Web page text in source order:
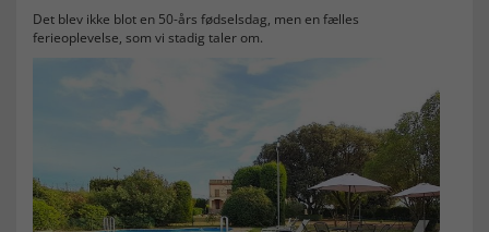
Det blev ikke blot en 50-års fødselsdag, men en fælles
ferieoplevelse, som vi stadig taler om.